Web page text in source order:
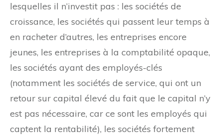
lesquelles il n’investit pas : les sociétés de
croissance, les sociétés qui passent leur temps à
en racheter d’autres, les entreprises encore
jeunes, les entreprises à la comptabilité opaque,
les sociétés ayant des employés-clés
(notamment les sociétés de service, qui ont un
retour sur capital élevé du fait que le capital n’y
est pas nécessaire, car ce sont les employés qui
captent la rentabilité), les sociétés fortement